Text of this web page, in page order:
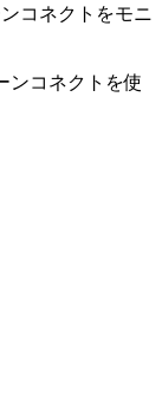
コネクトをモニ
ンコネクトを使